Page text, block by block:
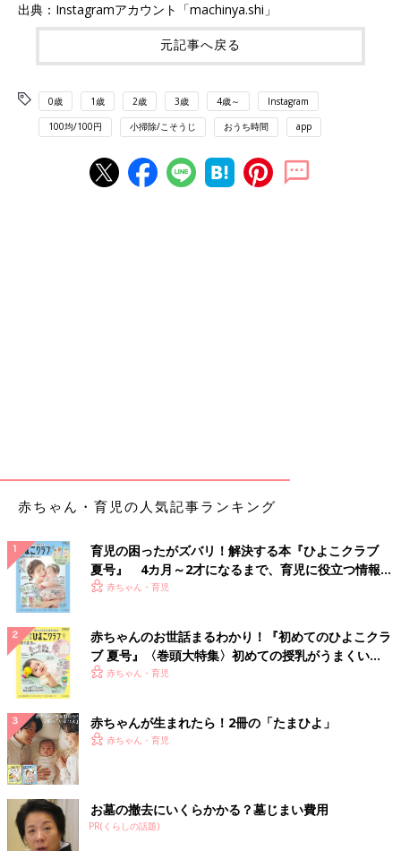
出典：Instagramアカウント「machinya.shi」
元記事へ戻る
0歳 1歳 2歳 3歳 4歳～ Instagram
100均/100円 小掃除/こそうじ おうち時間 app
赤ちゃん・育児の人気記事ランキング
育児の困ったがズバリ！解決する本『ひよこクラブ
夏号』 4カ月～2才になるまで、育児に役立つ情報が
いっぱい！
赤ちゃん・育児
赤ちゃんのお世話まるわかり！『初めてのひよこクラ
ブ 夏号』〈巻頭大特集〉初めての授乳がうまくい
く！ おっぱい・ミルクの基本と夏のトラブル 解決テ
赤ちゃん・育児
赤ちゃんが生まれたら！2冊の「たまひよ」
赤ちゃん・育児
お墓の撤去にいくらかかる？墓じまい費用
PR(くらしの話題)